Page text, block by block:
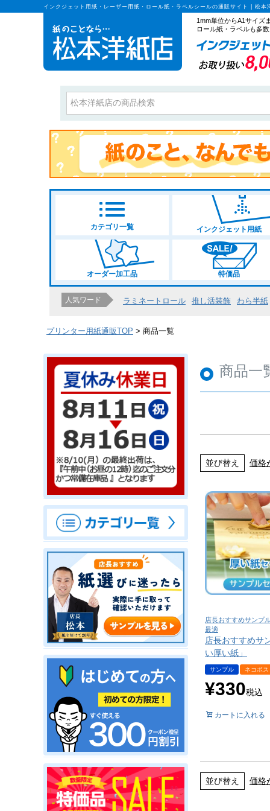
インクジェット用紙・レーザー用紙・ロール紙・ラベルシールの通販サイト | 松本
1mm単位からA1サイズ
ロール紙・ラベルも多
カテゴリ一覧 インクジェット用紙
オーダー加工品 特価品
人気ワード ラミネートロール 推し活装飾 わら半紙
プリンター用紙通販TOP 商品一覧
商品一
価格
プリンタ種
サイズ
指定なし
L判・2L
カラー
並び替え 価格
店長おすすめサンプ
最適
店長おすすめサ
い厚い紙」
サンプル ネコポス
¥330税込
カートに入れる
並び替え 価格